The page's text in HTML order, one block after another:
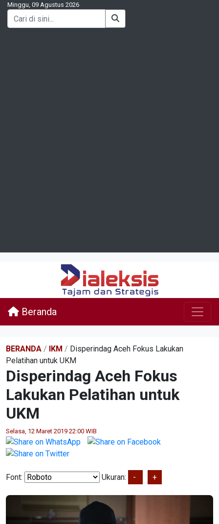
Minggu, 09 Agustus 2026
Beranda
BERANDA / IKM / Disperindag Aceh Fokus Lakukan
Pelatihan untuk UKM
Disperindag Aceh Fokus
Lakukan Pelatihan untuk
UKM
Selasa, 12 Maret 2019 22:00 WIB
Font: Ukuran: - +